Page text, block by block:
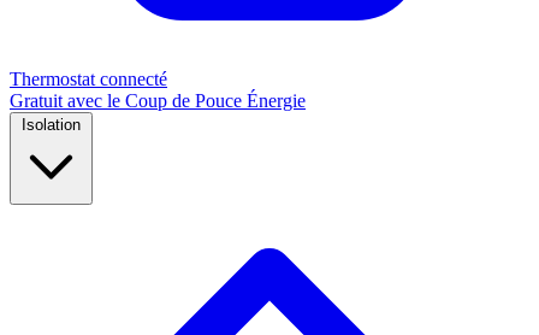
Thermostat connecté
Gratuit avec le Coup de Pouce Énergie